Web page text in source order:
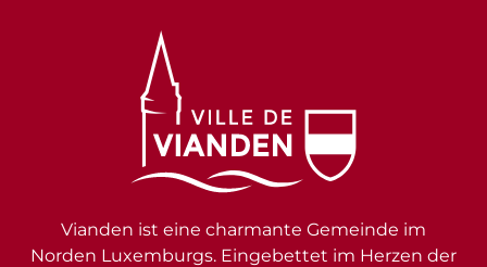
Vianden ist eine charmante Gemeinde im
Norden Luxemburgs. Eingebettet im Herzen der